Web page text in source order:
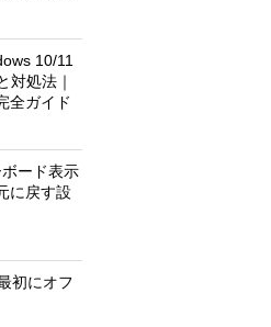
10/11
対処法｜
全ガイド
ード表示
に戻す設
初にオフ